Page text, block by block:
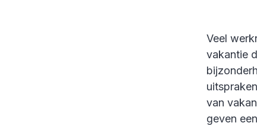
Veel
vakantie
van
geven